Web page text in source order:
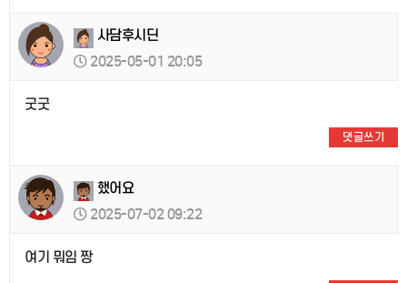
사담후시딘
2025-05-01 20:05
굿굿
댓글쓰기
했어요
2025-07-02 09:22
여기 뭐임 짱